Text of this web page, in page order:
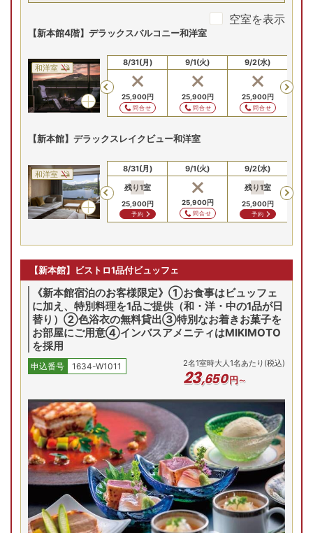
空室を表示
【新本館4階】デラックスバルコニー和洋室
和洋室
Previous
8/29(土) 8/30(日)
28,100円
問合せ
8/31(月)
25,900円
問合せ
9/1(火)
25,900円
問合せ
9/2(水)
25,900円
問合せ
【新本館】デラックスレイクビュー和洋室
和洋室
Previous
8/29(土) 8/30(日)
28,100円
問合せ
8/31(月)
残り1室
25,900円
予約
9/1(火)
25,900円
問合せ
9/2(水)
残り1室
25,900円
予約
【新本館】ビストロ1品付ビュッフェ
《新本館宿泊のお客様限定》①お食事はビュッフェ
に加え、特別料理を1品ご提供（和・洋・中の1品が日
替り）②色浴衣の無料貸出③特別なお着きお菓子を
お部屋にご用意④インバスアメニティはMIKIMOTO
を採用
申込番号 1634-W1011 2名1室時大人1名あたり(税込)
23,650円～